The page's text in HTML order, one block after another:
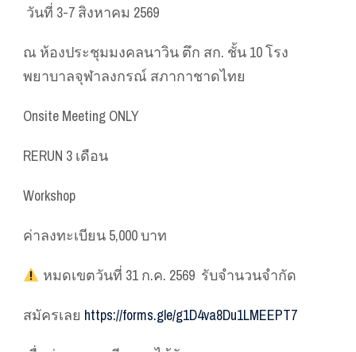
️ วันที่ 3-7 สิงหาคม 2569
ณ ห้องประชุมมงคลนาวิน ตึก สก. ชั้น 10 โรง
พยาบาลจุฬาลงกรณ์ สภากาชาดไทย
Onsite Meeting ONLY
RERUN 3 เดือน
Workshop
ค่าลงทะเบียน 5,000 บาท
หมดเขตวันที่ 31 ก.ค. 2569 รับจำนวนจำกัด
สมัครเลย https://forms.gle/g1D4va8Du1LMEEPT7